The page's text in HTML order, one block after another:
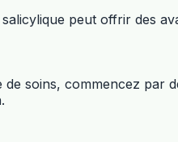
peut offrir des
soins, commencez par